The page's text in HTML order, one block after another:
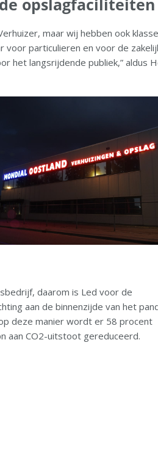
opslagfaciliteiten
maar wij hebben ook
voor particulieren en voor de
het langsrijdende publiek,” aldus
daarom is Led voor de
aan de binnenzijde van het
deze manier wordt er 58 procent
aan CO2-uitstoot gereduceerd.